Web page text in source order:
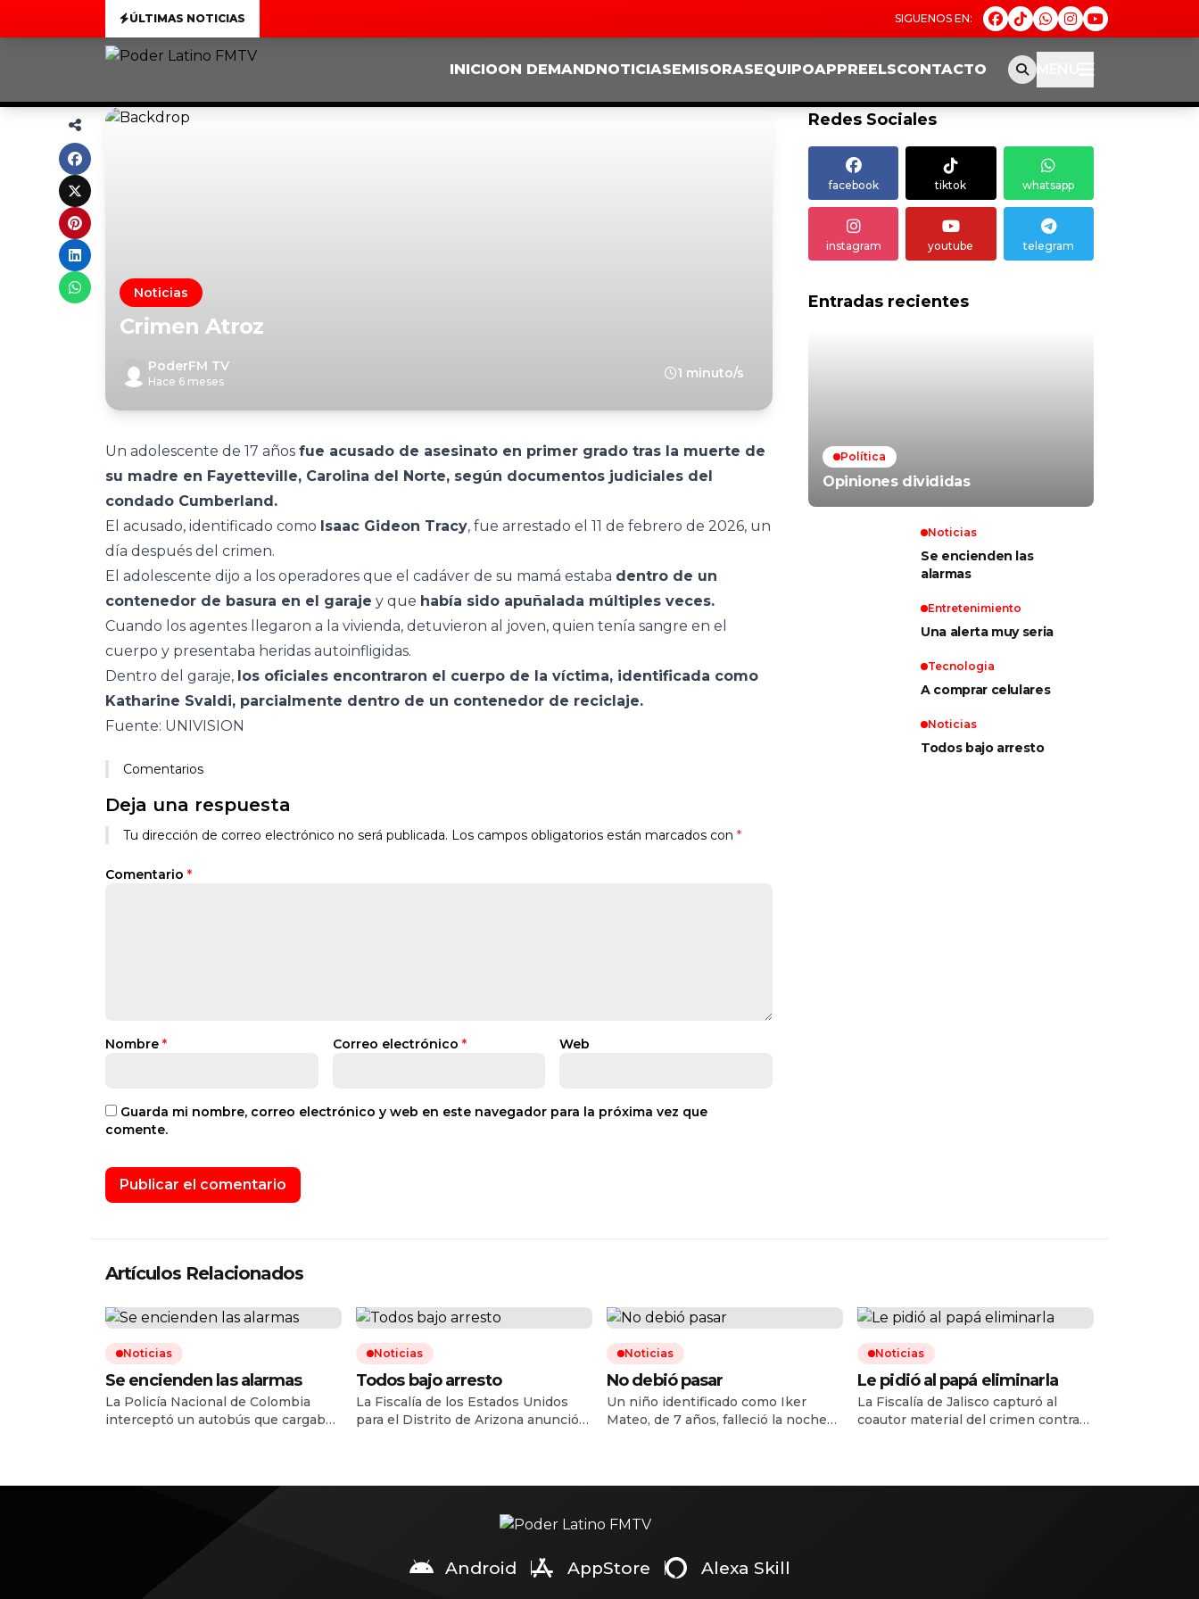
ÚLTIMAS NOTICIAS
INICIOON DEMANDNOTICIASEMISORASEQUIPOAPPREELSCONTACTO MENU
Noticias
Crimen Atroz
PoderFM TV
Hace 6 meses
1 minuto/s
Un adolescente de 17 años fue acusado de asesinato en primer grado tras la muerte de
su madre en Fayetteville, Carolina del Norte, según documentos judiciales del
condado Cumberland.
El acusado, identificado como Isaac Gideon Tracy, fue arrestado el 11 de febrero de 2026, un
día después del crimen.
El adolescente dijo a los operadores que el cadáver de su mamá estaba dentro de un
contenedor de basura en el garaje y que había sido apuñalada múltiples veces.
Cuando los agentes llegaron a la vivienda, detuvieron al joven, quien tenía sangre en el
cuerpo y presentaba heridas autoinfligidas.
Dentro del garaje, los oficiales encontraron el cuerpo de la víctima, identificada como
Katharine Svaldi, parcialmente dentro de un contenedor de reciclaje.
Fuente: UNIVISION
Comentarios
Deja una respuesta
Tu dirección de correo electrónico no será publicada. Los campos obligatorios están marcados con *
Comentario *
Nombre * Correo electrónico * Web
Guarda mi nombre, correo electrónico y web en este navegador para la próxima vez que
comente.
Redes Sociales
facebook tiktok whatsapp
instagram youtube telegram
Entradas recientes
Política
Opiniones divididas
Noticias
Se encienden las
alarmas
Entretenimiento
Una alerta muy seria
Tecnologia
A comprar celulares
Noticias
Todos bajo arresto
Artículos Relacionados
Noticias
Se encienden las alarmas
La Policía Nacional de Colombia
interceptó un autobús que cargaba
las autoridades, permitió frustrar un
Noticias
Todos bajo arresto
La Fiscalía de los Estados Unidos
para el Distrito de Arizona anunció
20 ciudadanos estadunidenses y un
2024 y hasta septiembre de 2025
para al menos una […]
Noticias
No debió pasar
Un niño identificado como Iker
Mateo, de 7 años, falleció la noche
bulevar Gabriel Leyva Solano y la
colonia Centro de Culiacán. De
proporcionada […]
Noticias
Le pidió al papá eliminarla
La Fiscalía de Jalisco capturó al
coautor material del crimen contra
pareja de la influencer e hijo del
Android AppStore Alexa Skill